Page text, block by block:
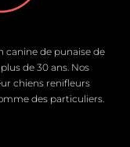
canine de punaise de
de 30 ans. Nos
chiens renifleurs
des particuliers.